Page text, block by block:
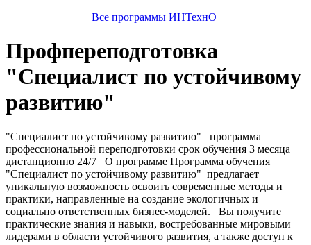
Все программы ИНТехнО
Профпереподготовка
"Специалист по устойчивому
развитию"
"Специалист по устойчивому развитию" программа профессиональной переподготовки срок обучения 3 месяца дистанционно 24/7 О программе Программа обучения "Специалист по устойчивому развитию" предлагает уникальную возможность освоить современные методы и практики, направленные на создание экологичных и социально ответственных бизнес-моделей. Вы получите практические знания и навыки, востребованные мировыми лидерами в области устойчивого развития, а также доступ к опыту ведущих экспертов отрасли. Присоединяйтесь к нам, чтобы стать лидером перемен, вносить реальный вклад в сохранение планеты и строить успешную карьеру в динамично развивающемся секторе устойчивого развития. Подать заявку Чем вам понравится программа Легкое обучение в удобное для вас время. Программа полностью адаптирована для самостоятельного обучения. Итоговый контроль - междисциплинарный тест, время сдачи которого вы выберите самостоятельно. Техническая поддержка не оставит вас один на один с материалами программы. Вы получите диплом, который подтверждает вашу квалификацию как специалиста по устойчивому развитию. Вы приобретёте много новых навыков. Многочисленные и разнообразные тесты и кейсы помогут закрепить материал. Содержание программы Общая трудоёмкость программы – 600 академических часов Модуль 1. Введение в концепцию устойчивого развития (56 ч.) 1.1. История и эволюция концепции УР (10 ч.) 1. Исторические предпосылки формирования идеи УР.2. Влияние ключевых международных событий (Стокгольмская конференция, Рио-92 и др.).3. Роль научного сообщества и общественных движений в развитии парадигмы.4. Постепенный переход от экологического к социально-экономическому фокусу.5. Основные критические взгляды на концепцию УР. 1.2. Основные теории и модели УР (10 ч.) 1. Теория «Тройного баланса» (Triple Bottom Line).2. Понятийный аппарат «сильной» и «слабой» устойчивости.3. Концепция «Зелёной экономики» и её варианты.4. Индексы и рейтинги (HDI, GNH, и др.) как инструменты измерения устойчивости.5. Современные научные дискуссии о будущем УР. 1.3. Цели устойчивого развития ООН (SDGs) (12 ч.) 1. Предпосылки создания и структура 17 целей ООН.2. Цели, связанные с искоренением бедности и снижением неравенства.3. Механизмы мониторинга и отчётности (Voluntary National Reviews и др.).4. Взаимосвязь SDGs с национальными планами и стратегиями.5. Примеры успешной интеграции целей ООН в деятельность корпораций и государств. 1.4. Общественные и экономические драйверы УР (12 ч.) 1. Роль государственных институтов в продвижении УР.2. Влияние бизнеса и рыночных механизмов на формирование устойчивых практик.3. Гражданское общество как движущая сила социальных изменений.4. Глобальные экономические тенденции (цифровизация, глобализация) и их связь с УР.5. Барьеры и возможности внедрения УР в разных секторах экономики. 1.5. Тройная спираль «экономика – общество – окружающая среда» (12 ч.) 1. Взаимосвязь и взаимозависимость трёх компонентов УР.2. Практические кейсы балансировки интересов разных стейкхолдеров.3. Инструменты комплексной оценки воздействия (социальной, экономической, экологической).4. Риски дисбаланса и способы их минимизации.5. Перспективные направления развития концепции тройной спирали. Модуль 2. Нормативно-правовые аспекты и стандарты в сфере УР (74 ч.) 2.1. Международное правовое поле (14 ч.) 1. Ключевые конвенции и договора ООН, регулирующие соц.-экон. аспекты.2. Механизмы внедрения международных норм на национальном уровне.3. Практика взаимодействия международных организаций (МОТ, ВОЗ и др.) с госструктурами.4. Прецеденты судебных разбирательств в области прав человека и соц. защиты.5. Роль неправительственных организаций (Amnesty International, WWF и др.) в формировании правового поля. 2.2. Российское законодательство в сфере социально-экономического развития (15 ч.) 1. Основные федеральные законы, регулирующие социальные и экономические программы.2. Нормативные акты, связанные с соц. партнёрством (Трудовой кодекс, федеральные программы и пр.).3. Механизмы госрегулирования и контроля (надзорные органы, лицензионные требования).4. Специальные экономические и социальные программы на региональном уровне.5. Возможности и ограничения развития соц.-экон. политики в российском контексте. 2.3. Международные стандарты и их применение (ISO 26000, GRI, ILO и др.) (15 ч.) 1. Основные положения ISO 26000: руководство по соц. ответственности.2. Стандарты GRI в сфере нефинансовой отчётности и их роль в бизнесе.3. Рекомендации и конвенции МОТ, связанные с трудовыми правами и соц. защитой.4. Другие профильные стандарты: AA1000, SA8000 и т. п.5. Практика внедрения стандартов: методы адаптации и сертификации. 2.4. Механизмы господдержки и грантовое финансирование (15 ч.) 1. Государственные программы: критерии участия и порядок оформления заявок.2. Субсидии и налоговые льготы для социальных предприятий.3. Грантовые фонды: российские и международные (Фонд Президентских грантов, ЕС, ООН и др.).4. Этапы подготовки грантовой заявки и основные ошибки.5. Контроль и отчётность по грантовым проектам.2.5. Социальное партнёрство и договорное регулирование (15 ч.) 1. Коллективные договоры: сущность, структура, порядок заключения.2. Практика взаимодействия с профсоюзами и общественными организациями.3. Трёхсторонние комиссии (государство, работодатели, работники): роль и функции.4. Медиация и альтернативные способы разрешения трудовых споров.5. Международные примеры успешного соц. партнёрства (Скандинавские страны, Германия и др.) Модуль 3. Управление социальными проектами и сообществами (114 ч.) 3.1. Принципы разработки и реализации социально ориентированных программ (23 ч.) 1. Этапы планирования социальных проектов: анализ потребностей, постановка целей, дизайн решений.2. Определение целевых групп и формулирование критериев эффективности.3. Выбор организационной формы реализации (НКО, госпрограмма, частно-государственное партнёрство).4. Стратегии долгосрочной устойчивости проектов (финансовые, институциональные).5. Методы комплексной оценки рисков и управления ими. 3.2. Методы оценки социального воздействия (SROI, социальный аудит) (23 ч.) 1.Принципы и ключевые этапы расчёта SROI (Social Return on Investment).2. Сбор и анализ данных для проведения соц. аудита.3. Применение качественных и количественных индикаторов.4. Интерпретация результатов SROI и их использование в управленческих решениях.5. Примеры внедрения оценки соц. воздействия в корпоративном и гос. секторах. 3.3. Взаимодействие с НКО, волонтёрство, локальные сообщества (23 ч.) 1. Роль некоммерческого сектора в решении соц.-экон. задач.2. Механизмы сотрудничества бизнеса и НКО (краудсорсинг, партнёрские программы и др.).3. Организация и координация волонтёрских инициатив.4. Подходы к формированию и развитию локальных сообществ (community development).5. Измерение вклада НКО и волонтёрства в социальный капитал. 3.4. Управление социальными проектами: планирование и контроль (23 ч.) 1. Составление плана проекта (Work Breakdown Structure, сроки, ресурсы).2. Постановка SMART-целей и разработка дорожных карт.3. Традиционные и гибкие методологии (Agile) в социальном проектировании.4. Мониторинг хода проекта: ключевые показатели, отчётность, корректировка.5. Практика управления конфликтами в проектной команде и с внешними стейкхолдерами. 3.5. Мониторинг социального капитала и общественной сплочённости (22 ч.) 1. Понятие и компоненты социального капитала (доверие, нормы, сети).2. Методы замера общественной сплочённости (опросы, индексы, качественные исследования).3. Влияние культурных и исторических факторов на социальный капитал.4. Разработка инструментов укрепления доверия и солидарности (образовательные программы, публичные мероприятия и т. п.).5. Примеры успешного роста соц. капитала через местные инициативы и гражданские проекты. Модуль 4. Экономическая эффективность и инновации в УР (94 ч.) 4.1. Модели социально-экономического развития (19 ч.) 1. Основные подходы к соц.-экон. развитию: плановая, рыночная, смешанная экономика.2. Социальное предпринимательство: определение, особенности, место в экономике.3. «Sharing economy» (экономика совместного пользования) и её социальные эффекты.4. Роль малого и среднего бизнеса в устойчивом развитии регионов.5. Примеры успешных моделей с ориентацией на решение соц. проблем. 4.2. Импакт-инвестирование и «зелёные» финансовые инструменты (19 ч.) 1. Природа и типы импакт-инвестиций (фонды, частные инвесторы, крауд-инвестиции).2. «Зелёные» облигации и их роль в развитии «зелёной» и соц. инфраструктуры.3. Критерии отбора проектов для импакт-инвестирования.4. Методы оценки эффективности импакт-инвестиций (финансовой и социальной).5. Тенденции роста рынка импакт-инвестирования в мире и в России. 4.3. Грантовые возможности и краудфандинг (19 ч.)1. Основные платформы краудфандинга и их специфика (Kickstarter, Планета.ру и др.).2. Подготовка заявки и промо-кампании для краудфандинг-проекта.3. Работа с аудиторией: формирование лояльного сообщества, обратная связь.4. Грантовые программы от частных фондов и международных организаций (Erasmus+, USAID и т. п.).5. Особенности отчетности и транспарентности при получении гранта или краудфинансирования. 4.4. Инновационные бизнес-модели (Inclusive Business, B-Corp) (19 ч.) 1. Концепция B-Corporation и критерии сертификации (B Impact Assessment).2. Inclusive Business: вовлечение в экономическую деятельность уязвимых групп населения.3. Механизмы формирования ценности для общества и бизнеса одновременно (Shared Value).4. Примеры глобальных компани